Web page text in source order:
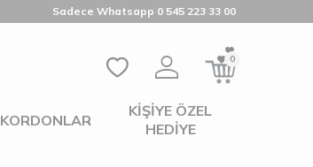
Sadece Whatsapp 0 545 223 33 00
0
KORDONLAR
KIŞIYE ÖZEL
HEDIYE